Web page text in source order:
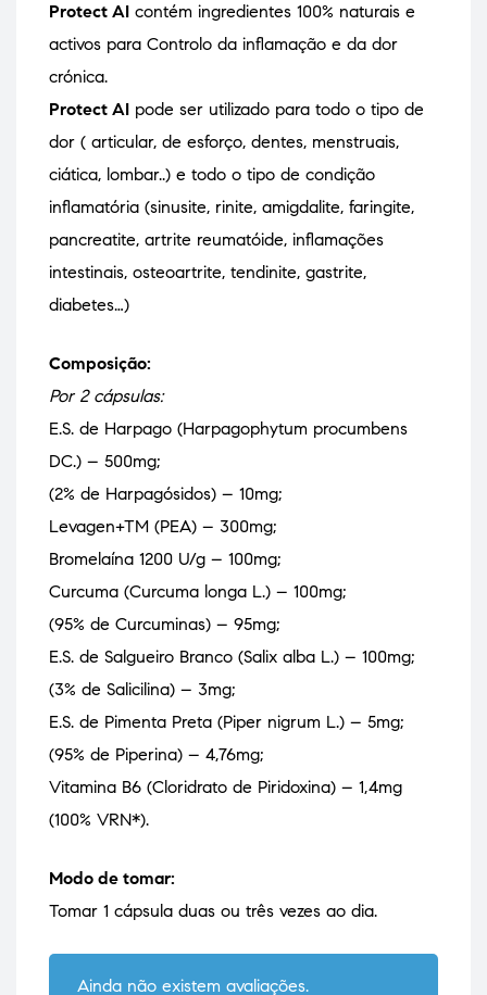
Protect AI contém ingredientes 100% naturais e
activos para Controlo da inflamação e da dor
crónica.
Protect AI pode ser utilizado para todo o tipo de
dor ( articular, de esforço, dentes, menstruais,
ciática, lombar..) e todo o tipo de condição
inflamatória (sinusite, rinite, amigdalite, faringite,
pancreatite, artrite reumatóide, inflamações
intestinais, osteoartrite, tendinite, gastrite,
diabetes…)
Composição:
Por 2 cápsulas:
E.S. de Harpago (Harpagophytum procumbens
DC.) – 500mg;
(2% de Harpagósidos) – 10mg;
Levagen+TM (PEA) – 300mg;
Bromelaína 1200 U/g – 100mg;
Curcuma (Curcuma longa L.) – 100mg;
(95% de Curcuminas) – 95mg;
E.S. de Salgueiro Branco (Salix alba L.) – 100mg;
(3% de Salicilina) – 3mg;
E.S. de Pimenta Preta (Piper nigrum L.) – 5mg;
(95% de Piperina) – 4,76mg;
Vitamina B6 (Cloridrato de Piridoxina) – 1,4mg
(100% VRN*).
Modo de tomar:
Tomar 1 cápsula duas ou três vezes ao dia.
Ainda não existem avaliações.